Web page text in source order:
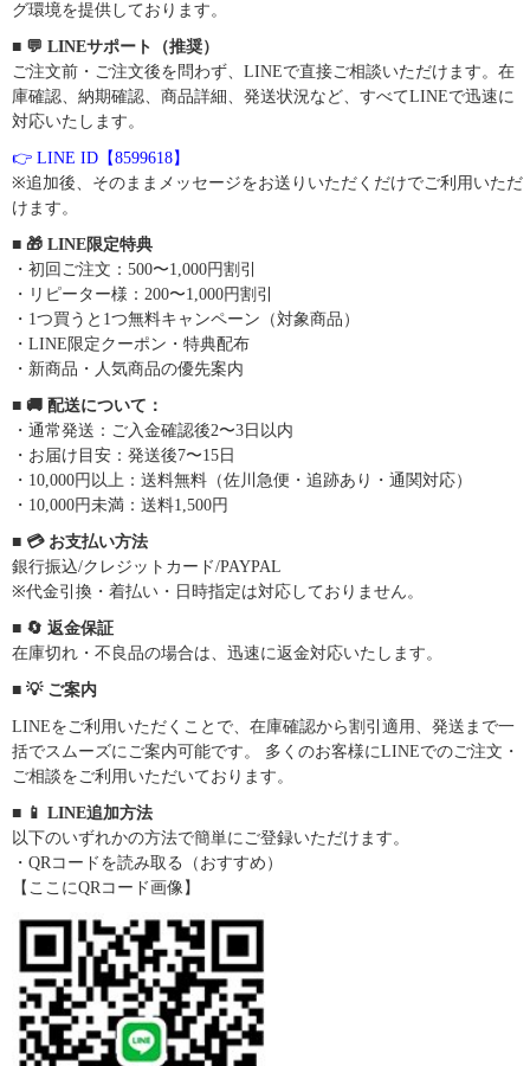
グ環境を提供しております。
■ 💬 LINEサポート（推奨）
ご注文前・ご注文後を問わず、LINEで直接ご相談いただけます。在
庫確認、納期確認、商品詳細、発送状況など、すべてLINEで迅速に
対応いたします。
👉 LINE ID【8599618】
※追加後、そのままメッセージをお送りいただくだけでご利用いただ
けます。
■ 🎁 LINE限定特典
・初回ご注文：500〜1,000円割引
・リピーター様：200〜1,000円割引
・1つ買うと1つ無料キャンペーン（対象商品）
・LINE限定クーポン・特典配布
・新商品・人気商品の優先案内
■ 🚚 配送について：
・通常発送：ご入金確認後2〜3日以内
・お届け目安：発送後7〜15日
・10,000円以上：送料無料（佐川急便・追跡あり・通関対応）
・10,000円未満：送料1,500円
■ 💳 お支払い方法
銀行振込/クレジットカード/PAYPAL
※代金引換・着払い・日時指定は対応しておりません。
■ 🔄 返金保証
在庫切れ・不良品の場合は、迅速に返金対応いたします。
■ 💡 ご案内
LINEをご利用いただくことで、在庫確認から割引適用、発送まで一
括でスムーズにご案内可能です。 多くのお客様にLINEでのご注文・
ご相談をご利用いただいております。
■ 📱 LINE追加方法
以下のいずれかの方法で簡単にご登録いただけます。
・QRコードを読み取る（おすすめ）
【ここにQRコード画像】